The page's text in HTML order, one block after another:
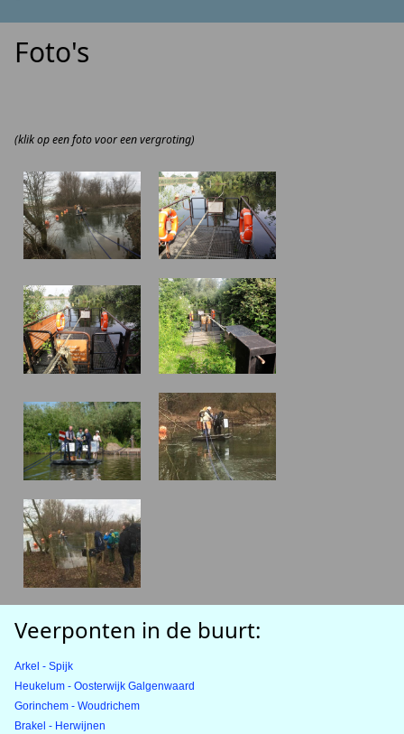
Foto's
(klik op een foto voor een vergroting)
Veerponten in de buurt:
Arkel - Spijk
Heukelum - Oosterwijk Galgenwaard
Gorinchem - Woudrichem
Brakel - Herwijnen